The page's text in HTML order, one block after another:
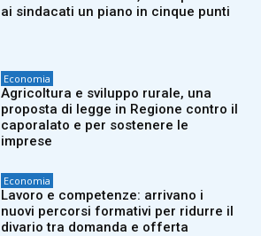
ai sindacati un piano in cinque punti
Economia
Agricoltura e sviluppo rurale, una
proposta di legge in Regione contro il
caporalato e per sostenere le
imprese
Economia
Lavoro e competenze: arrivano i
nuovi percorsi formativi per ridurre il
divario tra domanda e offerta